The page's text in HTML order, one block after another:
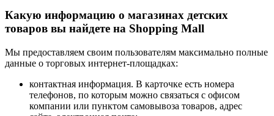
Какую информацию о магазинах детских
товаров вы найдете на Shopping Mall
Мы предоставляем своим пользователям максимально полные
данные о торговых интернет-площадках:
контактная информация. В карточке есть номера
телефонов, по которым можно связаться с офисом
компании или пунктом самовывоза товаров, адрес